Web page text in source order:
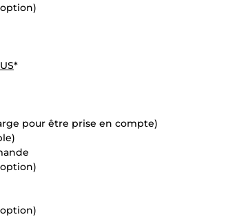
*
pour être prise en compte)